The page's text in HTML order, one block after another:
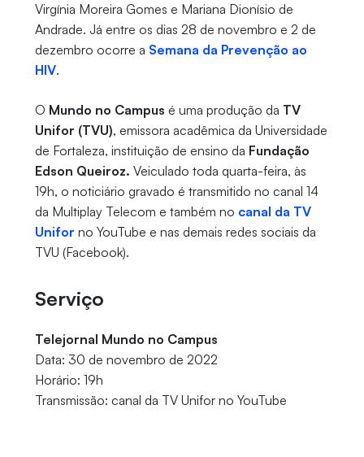
Virgínia Moreira Gomes e Mariana Dionísio de
Andrade. Já entre os dias 28 de novembro e 2 de
dezembro ocorre a Semana da Prevenção ao
HIV.
O Mundo no Campus é uma produção da TV
Unifor (TVU), emissora acadêmica da Universidade
de Fortaleza, instituição de ensino da Fundação
Edson Queiroz. Veiculado toda quarta-feira, às
19h, o noticiário gravado é transmitido no canal 14
da Multiplay Telecom e também no canal da TV
Unifor no YouTube e nas demais redes sociais da
TVU (Facebook).
Serviço
Telejornal Mundo no Campus
Data: 30 de novembro de 2022
Horário: 19h
Transmissão: canal da TV Unifor no YouTube